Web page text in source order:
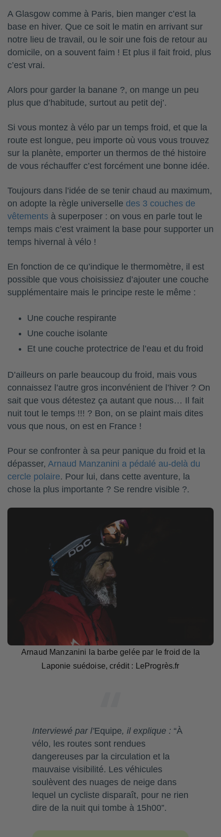
A Glasgow comme à Paris, bien manger c’est la
base en hiver. Que ce soit le matin en arrivant sur
notre lieu de travail, ou le soir une fois de retour au
domicile, on a souvent faim ! Et plus il fait froid, plus
c’est vrai.
Alors pour garder la banane ?, on mange un peu
plus que d’habitude, surtout au petit dej’.
Si vous montez à vélo par un temps froid, et que la
route est longue, peu importe où vous vous trouvez
sur la planète, emporter un thermos de thé histoire
de vous réchauffer c’est forcément une bonne idée.
Toujours dans l’idée de se tenir chaud au maximum,
on adopte la règle universelle des 3 couches de
vêtements à superposer : on vous en parle tout le
temps mais c’est vraiment la base pour supporter un
temps hivernal à vélo !
En fonction de ce qu’indique le thermomètre, il est
possible que vous choisissiez d’ajouter une couche
supplémentaire mais le principe reste le même :
Une couche respirante
Une couche isolante
Et une couche protectrice de l’eau et du froid
D’ailleurs on parle beaucoup du froid, mais vous
connaissez l’autre gros inconvénient de l’hiver ? On
sait que vous détestez ça autant que nous… Il fait
nuit tout le temps !!! ? Bon, on se plaint mais dites
vous que nous, on est en France !
Pour se confronter à sa peur panique du froid et la
dépasser, Arnaud Manzanini a pédalé au-delà du
cercle polaire. Pour lui, dans cette aventure, la
chose la plus importante ? Se rendre visible ?.
Arnaud Manzanini la barbe gelée par le froid de la
Laponie suédoise, crédit : LeProgrès.fr
Interviewé par l’Equipe, il explique : “À
vélo, les routes sont rendues
dangereuses par la circulation et la
mauvaise visibilité. Les véhicules
soulèvent des nuages de neige dans
lequel un cycliste disparaît, pour ne rien
dire de la nuit qui tombe à 15h00”.